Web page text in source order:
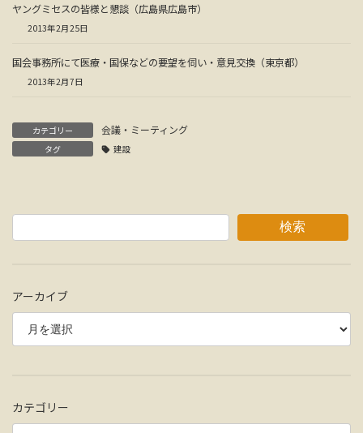
ヤングミセスの皆様と懇談（広島県広島市）
2013年2月25日
国会事務所にて医療・国保などの要望を伺い・意見交換（東京都）
2013年2月7日
カテゴリー 会議・ミーティング
タグ 建設
検索
アーカイブ
カテゴリー